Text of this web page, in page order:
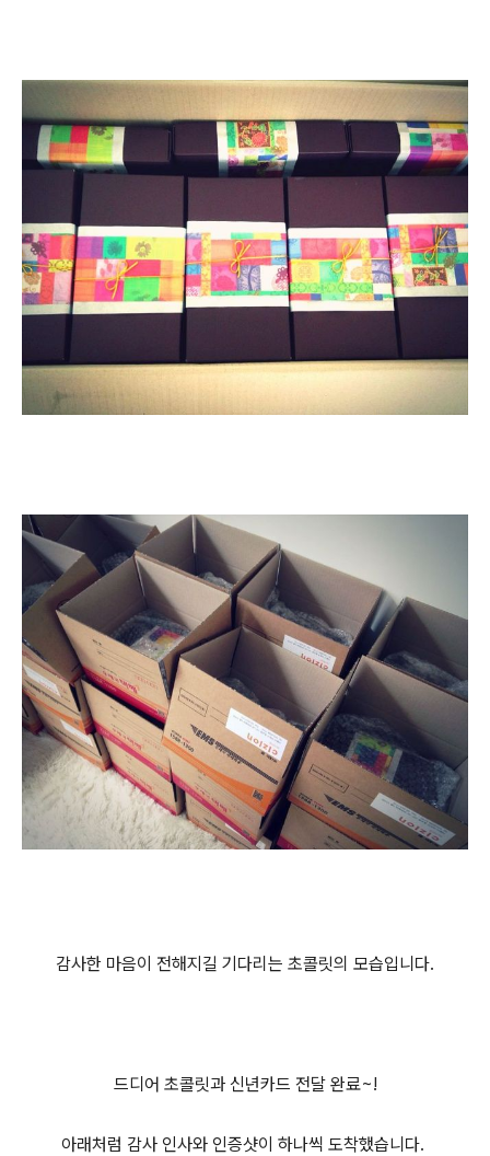
감사한 마음이 전해지길 기다리는 초콜릿의 모습입니다.
드디어 초콜릿과 신년카드 전달 완료~!
아래처럼 감사 인사와 인증샷이 하나씩 도착했습니다.